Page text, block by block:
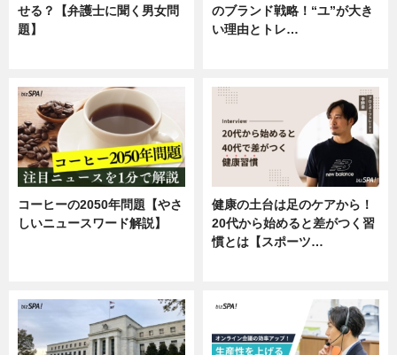
せる？【弁護士に聞く男女問
題】
のブランド戦略！“ユ”が大き
い理由とトレ…
コーヒーの2050年問題【やさ
しいニュースワード解説】
健康の土台は足のケアから！
20代から始めると差がつく習
慣とは【スポーツ…